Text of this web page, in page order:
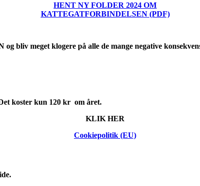
HENT NY FOLDER 2024 OM
KATTEGATFORBINDELSEN (PDF)
og bliv meget klogere på alle de mange negative
koster kun 120 kr om året.
KLIK HER
Cookiepolitik (EU)